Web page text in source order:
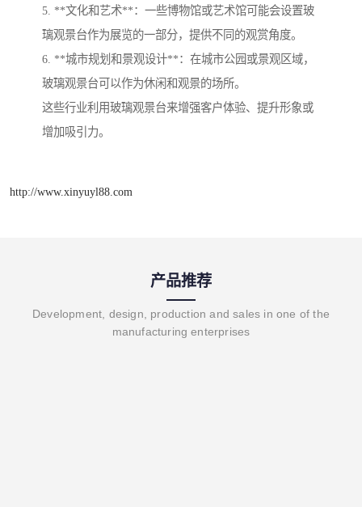
5. **文化和艺术**：一些博物馆或艺术馆可能会设置玻
璃观景台作为展览的一部分，提供不同的观赏角度。
6. **城市规划和景观设计**：在城市公园或景观区域，
玻璃观景台可以作为休闲和观景的场所。
这些行业利用玻璃观景台来增强客户体验、提升形象或
增加吸引力。
http://www.xinyuyl88.com
产品推荐
Development, design, production and sales in one of the
manufacturing enterprises